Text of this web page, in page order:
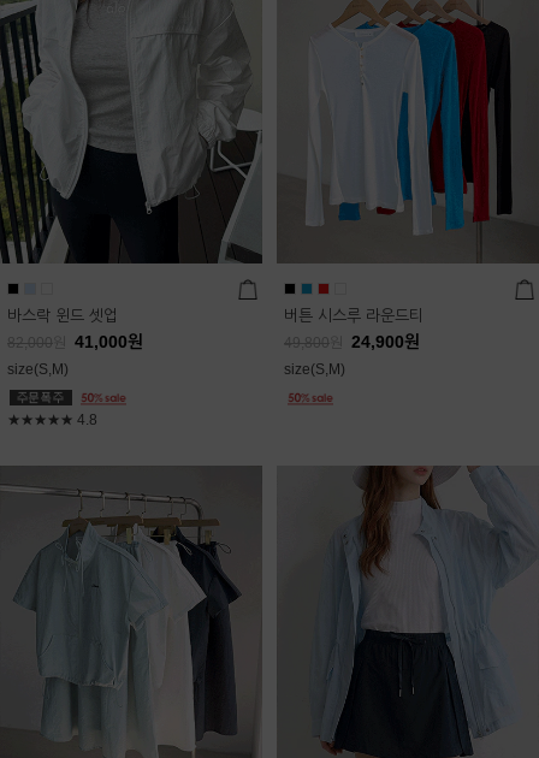
바스락 윈드 셋업
82,000 41,000원
size(S,M)
★★★★★ 4.8
버튼 시스루 라운드티
49,800 24,900원
size(S,M)